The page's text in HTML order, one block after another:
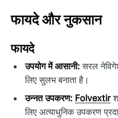
फायदे और नुकसान
फायदे
उपयोग में आसानी:सरल
लिए सुलभ बनाता है।
उन्नत उपकरण: Folvextir
लिए अत्याधुनिक उपकरण